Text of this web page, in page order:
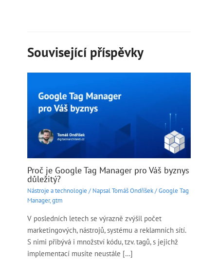
Související příspěvky
Proč je Google Tag Manager pro Váš byznys
důležitý?
Nástroje a technologie / NapsalTomáš Ondříšek/Google Tag
Manager,gtm
V posledních letech se výrazně zvýšil počet
marketingových, nástrojů, systému a reklamních sítí.
S nimi přibývá i množství kódu, tzv. tagů, s jejichž
implementací musíte neustále […]